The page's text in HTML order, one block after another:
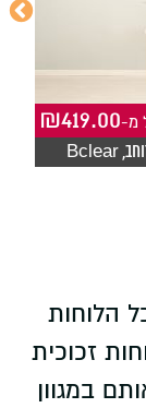
₪419.00 מ
הלוחות
זכוכית
במגוון